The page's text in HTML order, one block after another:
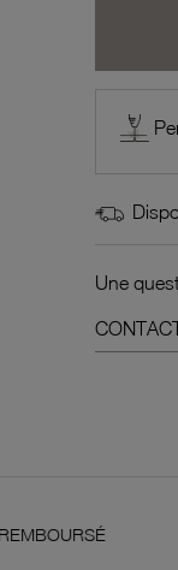
Une
OR 18